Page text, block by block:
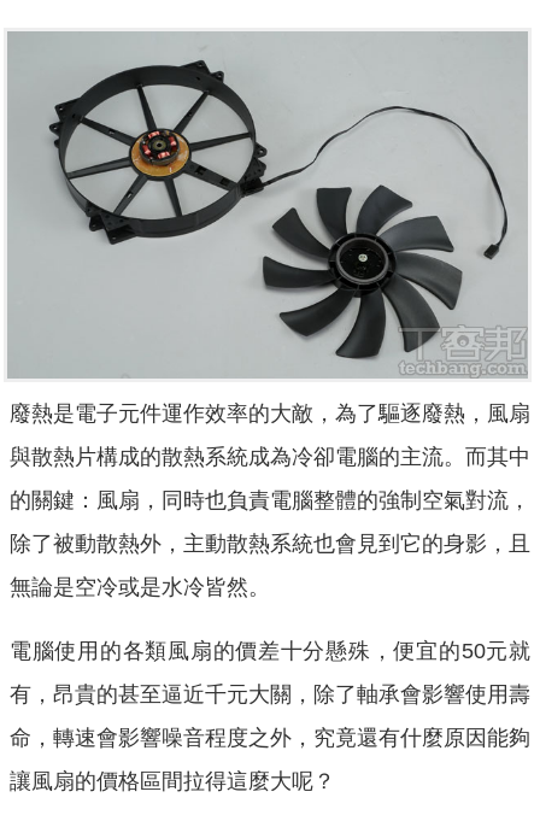
廢熱是電子元件運作效率的大敵，為了驅逐廢熱，風扇
與散熱片構成的散熱系統成為冷卻電腦的主流。而其中
的關鍵：風扇，同時也負責電腦整體的強制空氣對流，
除了被動散熱外，主動散熱系統也會見到它的身影，且
無論是空冷或是水冷皆然。
電腦使用的各類風扇的價差十分懸殊，便宜的50元就
有，昂貴的甚至逼近千元大關，除了軸承會影響使用壽
命，轉速會影響噪音程度之外，究竟還有什麼原因能夠
讓風扇的價格區間拉得這麼大呢？